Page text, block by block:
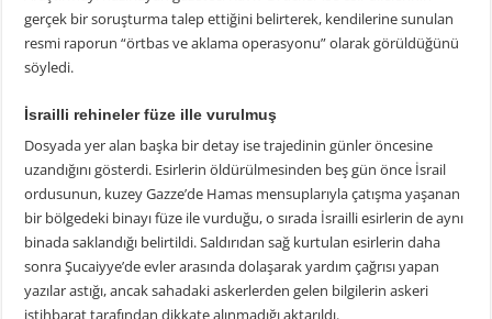
gerçek bir soruşturma talep ettiğini belirterek, kendilerine sunulan
resmi raporun “örtbas ve aklama operasyonu” olarak görüldüğünü
söyledi.
İsrailli rehineler füze ille vurulmuş
Dosyada yer alan başka bir detay ise trajedinin günler öncesine
uzandığını gösterdi. Esirlerin öldürülmesinden beş gün önce İsrail
ordusunun, kuzey Gazze’de Hamas mensuplarıyla çatışma yaşanan
bir bölgedeki binayı füze ile vurduğu, o sırada İsrailli esirlerin de aynı
binada saklandığı belirtildi. Saldırıdan sağ kurtulan esirlerin daha
sonra Şucaiyye’de evler arasında dolaşarak yardım çağrısı yapan
yazılar astığı, ancak sahadaki askerlerden gelen bilgilerin askeri
istihbarat tarafından dikkate alınmadığı aktarıldı.